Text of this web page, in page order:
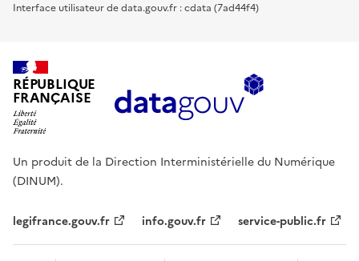
Interface utilisateur de data.gouv.fr : cdata (7ad44f4)
RÉPUBLIQUE
FRANÇAISE
Un produit de la Direction Interministérielle du Numérique
(DINUM).
legifrance.gouv.fr info.gouv.fr service-public.fr